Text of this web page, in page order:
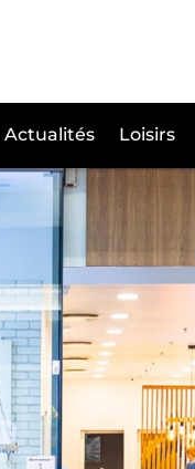
Actualités Loisirs